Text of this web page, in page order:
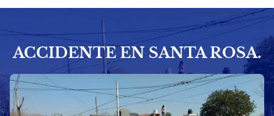
ACCIDENTE EN SANTA ROSA.